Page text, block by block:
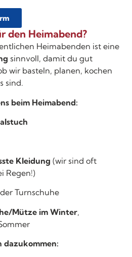
den Heimabend?
Heimabenden ist eine
sinnvoll, damit du gut
wir basteln, planen, kochen
sind.
beim Heimabend:
Kleidung (wir sind oft
Regen!)
Turnschuhe
Mütze im Winter,
dazukommen: